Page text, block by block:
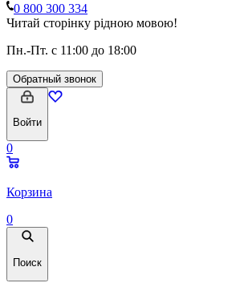
0 800 300 334
Читай сторінку рідною мовою!
Пн.-Пт. с 11:00 до 18:00
Обратный звонок
Войти
0
Корзина
0
Поиск